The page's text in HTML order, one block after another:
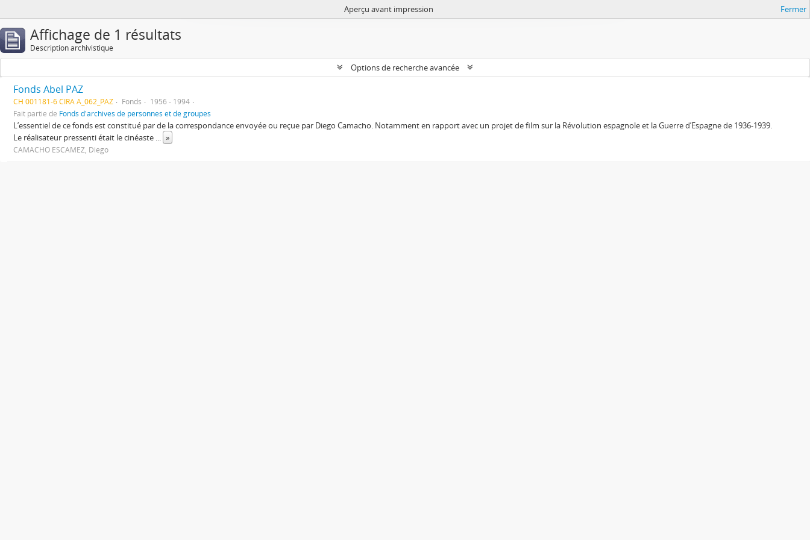
Aperçu avant impression Fermer
Affichage de 1 résultats
Description archivistique
Options de recherche avancée
Fonds Abel PAZ
CH 001181-6 CIRA A_062_PAZ Fonds
1956 - 1994
Fait partie de Fonds d'archives de personnes et de groupes
L’essentiel de ce fonds est constitué par de la correspondance envoyée ou reçue par Diego Camacho. Notamment en rapport avec un projet de film sur la Révolution espagnole et la Guerre d’Espagne de 1936-1939.
Le réalisateur pressenti était le cinéaste ... »
CAMACHO ESCAMEZ, Diego